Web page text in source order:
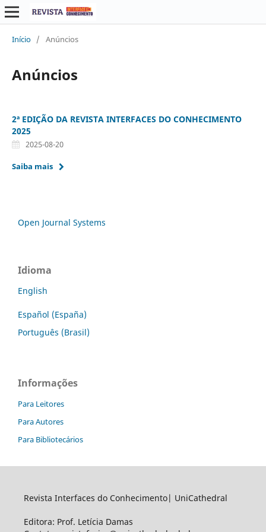
Início / Anúncios
Anúncios
2ª EDIÇÃO DA REVISTA INTERFACES DO CONHECIMENTO
2025
2025-08-20
Saiba mais
Open Journal Systems
Idioma
English
Español (España)
Português (Brasil)
Informações
Para Leitores
Para Autores
Para Bibliotecários
Revista Interfaces do Conhecimento| UniCathedral
Editora: Prof. Letícia Damas